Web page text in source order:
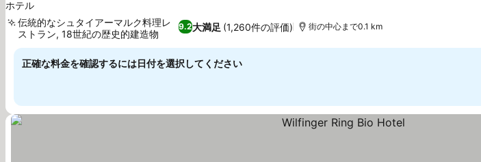
ホテル
9.2大満足 (1,260件の評価)
伝統的なシュタイアーマルク料理レ
ストラン, 18世紀の歴史的建造物
街の中心まで0.1 km
正確な料金を確認するには日付を選択してください